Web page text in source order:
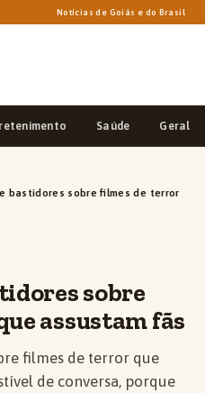
Notícias de Goiás e do Brasil
Saúde Geral
bastidores sobre filmes de terror
sobre
assustam fãs
filmes de terror que
de conversa, porque